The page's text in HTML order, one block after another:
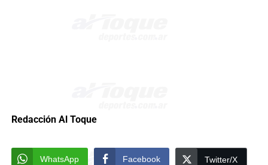
Redacción Al Toque
WhatsApp Facebook Twitter/X